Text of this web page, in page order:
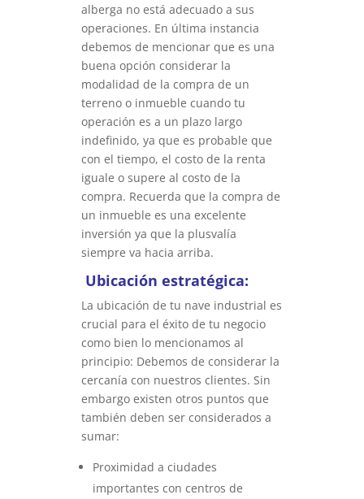
alberga no está adecuado a sus
operaciones. En última instancia
debemos de mencionar que es una
buena opción considerar la
modalidad de la compra de un
terreno o inmueble cuando tu
operación es a un plazo largo
indefinido, ya que es probable que
con el tiempo, el costo de la renta
iguale o supere al costo de la
compra. Recuerda que la compra de
un inmueble es una excelente
inversión ya que la plusvalía
siempre va hacia arriba.
Ubicación estratégica:
La ubicación de tu nave industrial es
crucial para el éxito de tu negocio
como bien lo mencionamos al
principio: Debemos de considerar la
cercanía con nuestros clientes. Sin
embargo existen otros puntos que
también deben ser considerados a
sumar:
Proximidad a ciudades
importantes con centros de